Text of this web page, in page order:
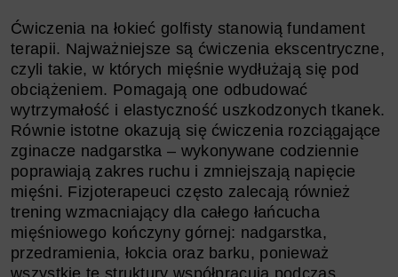
Ćwiczenia na łokieć golfisty stanowią fundament
terapii. Najważniejsze są ćwiczenia ekscentryczne,
czyli takie, w których mięśnie wydłużają się pod
obciążeniem. Pomagają one odbudować
wytrzymałość i elastyczność uszkodzonych tkanek.
Równie istotne okazują się ćwiczenia rozciągające
zginacze nadgarstka – wykonywane codziennie
poprawiają zakres ruchu i zmniejszają napięcie
mięśni. Fizjoterapeuci często zalecają również
trening wzmacniający dla całego łańcucha
mięśniowego kończyny górnej: nadgarstka,
przedramienia, łokcia oraz barku, ponieważ
wszystkie te struktury współpracują podczas